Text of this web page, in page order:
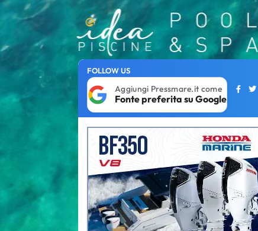
FOLLOW US
Aggiungi Pressmare.it come
Fonte preferita su Google